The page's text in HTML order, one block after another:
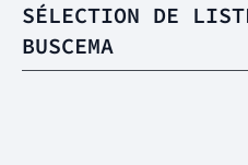
SÉLECTION DE
BUSCEMA